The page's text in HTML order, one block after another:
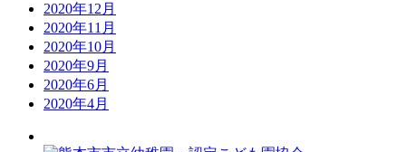
2020年12月
2020年11月
2020年10月
2020年9月
2020年6月
2020年4月